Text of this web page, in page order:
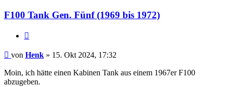
F100 Tank Gen. Fünf (1969 bis 1972)
Beitrag
von Henk » 15. Okt 2024, 17:32
Moin, ich hätte einen Kabinen Tank aus einem 1967er F100
abzugeben.